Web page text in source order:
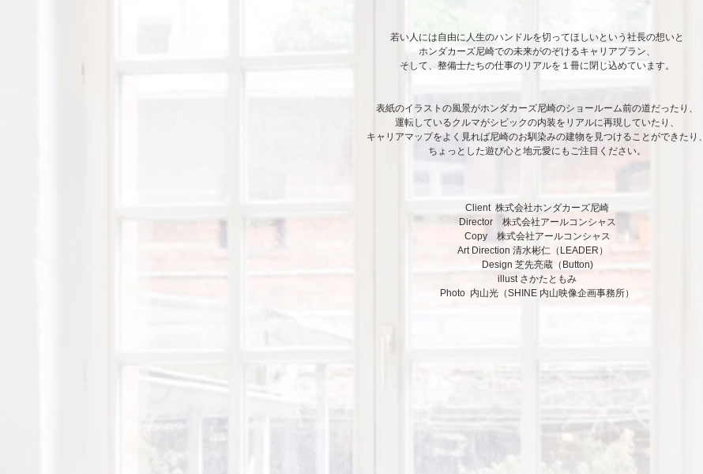
若い人には自由に人生のハンドルを切ってほしいという社長の想いと
ホンダカーズ尼崎での未来がのぞけるキャリアプラン、
そして、整備士たちの仕事のリアルを１冊に閉じ込めています。
表紙のイラストの風景がホンダカーズ尼崎のショールーム前の道だったり、
運転しているクルマがシビックの内装をリアルに再現していたり、
キャリアマップをよく見れば尼崎のお馴染みの建物を見つけることができたり、
ちょっとした遊び心と地元愛にもご注目ください。
Client 株式会社ホンダカーズ尼崎
Director 株式会社アールコンシャス
Copy 株式会社アールコンシャス
Art Direction 清水彬仁（LEADER）
Design 芝先亮蔵（Button)
​illust さかたともみ
Photo 内山光（SHINE 内山映像企画事務所）